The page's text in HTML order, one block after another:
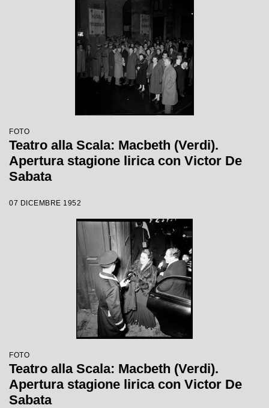
FOTO
Teatro alla Scala: Macbeth (Verdi).
Apertura stagione lirica con Victor De
Sabata
07 DICEMBRE 1952
FOTO
Teatro alla Scala: Macbeth (Verdi).
Apertura stagione lirica con Victor De
Sabata